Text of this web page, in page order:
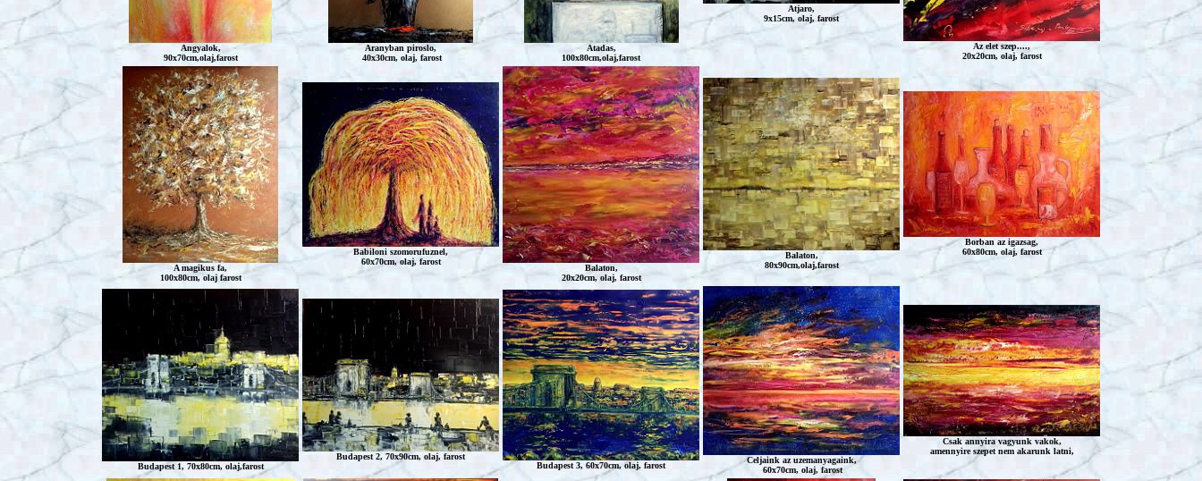
Angyalok,
90x70cm,olaj,farost
Aranyban piroslo,
40x30cm, olaj, farost
Atadas,
100x80cm,olaj,farost
Atjaro,
9x15cm, olaj, farost
Az elet szep....,
20x20cm, olaj, farost
A magikus fa,
100x80cm, olaj farost
Babiloni szomorufuznel,
60x70cm, olaj, farost
Balaton,
20x20cm, olaj, farost
Balaton,
80x90cm,olaj,farost
Borban az igazsag,
60x80cm, olaj, farost
Budapest 1, 70x80cm, olaj,farost
Budapest 2, 70x90cm, olaj, farost
Budapest 3, 60x70cm, olaj, farost
Celjaink az uzemanyagaink,
60x70cm, olaj, farost
Csak annyira vagyunk vakok,
amennyire szepet nem akarunk latni,